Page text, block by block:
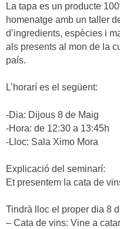
La tapa es un producte
homenatge amb un taller
d’ingredients, espècies i
als presents al mon de la
país.
L’horarí es el següent:
-Dia: Dijous 8 de Maig
-Hora: de 12:30 a 13:45h
-Lloc: Sala Ximo Mora
Explicació del seminarí:
Et presentem la cata de
Tindrà lloc el proper dia 8
– Cata de vins: Vine a